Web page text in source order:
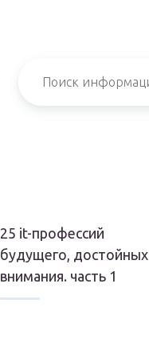
25 it-профессий
будущего, достойных
внимания. часть 1